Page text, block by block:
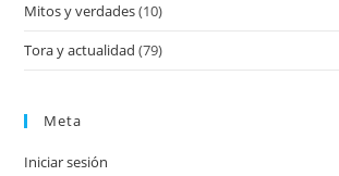
Mitos y verdades(10)
Tora y actualidad (79)
Meta
Iniciar sesión